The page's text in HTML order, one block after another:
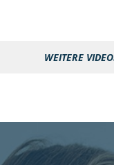
WEITERE